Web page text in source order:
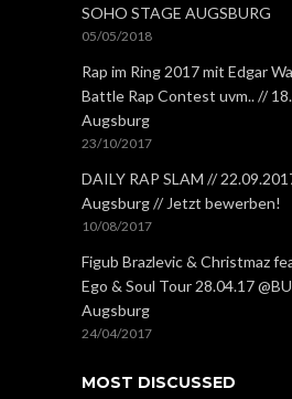
SOHO STAGE AUGSBURG
05/05/2018
Rap im Ring 2017 mit Edgar
Battle Rap Contest uvm.. //
Augsburg
23/10/2017
DAILY RAP SLAM //
Augsburg // Jetzt bewerben!
10/08/2017
Figub Brazlevic & Christmaz
Ego & Soul Tour 28.04.17
Augsburg
24/04/2017
MOST DISCUSSED